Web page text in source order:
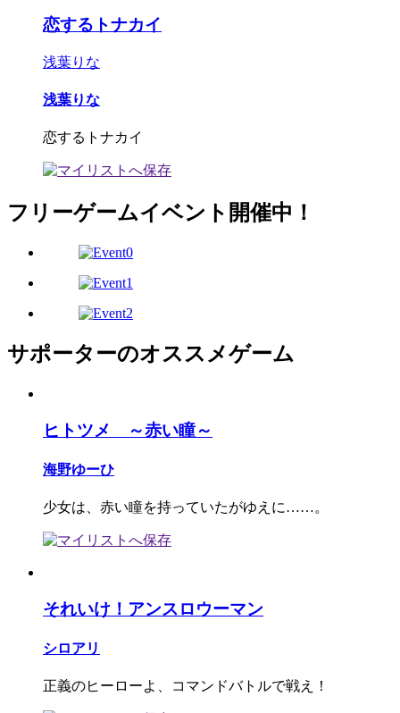
恋するトナカイ
浅葉りな
浅葉りな
恋するトナカイ
フリーゲームイベント開催中！
サポーターのオススメゲーム
ヒトツメ ～赤い瞳～
海野ゆーひ
少女は、赤い瞳を持っていたがゆえに……。
それいけ！アンスロウーマン
シロアリ
正義のヒーローよ、コマンドバトルで戦え！